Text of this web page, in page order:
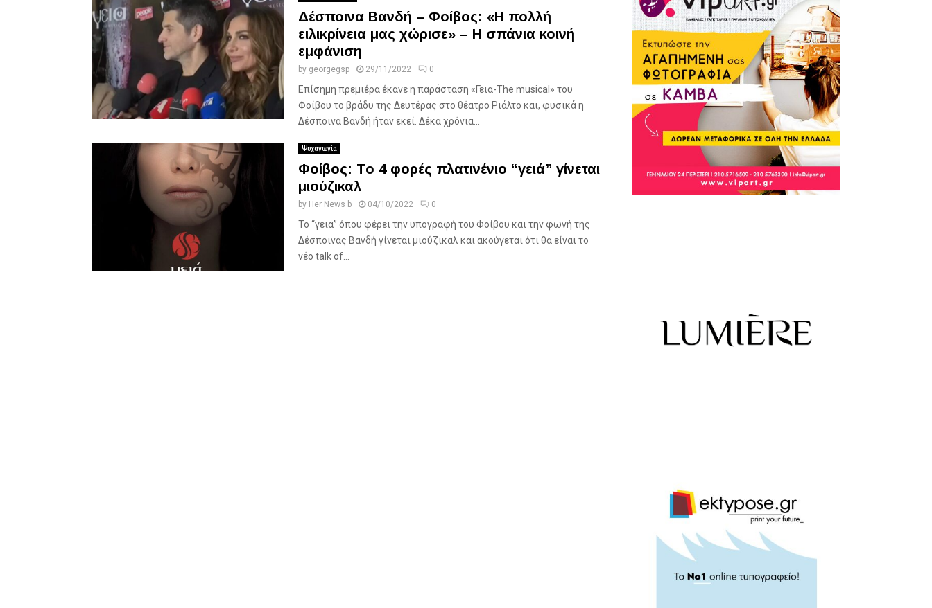
Δέσποινα Βανδή – Φοίβος: «Η πολλή
ειλικρίνεια μας χώρισε» – Η σπάνια κοινή
εμφάνιση
by georgegsp 29/11/2022 0
Επίσημη πρεμιέρα έκανε η παράσταση «Γεια-The musical» του
Φοίβου το βράδυ της Δευτέρας στο θέατρο Ριάλτο και, φυσικά η
Δέσποινα Βανδή ήταν εκεί. Δέκα χρόνια...
Ψυχαγωγία
Φοίβος: Το 4 φορές πλατινένιο “γειά” γίνεται
μιούζικαλ
by Her News b 04/10/2022 0
Το “γειά” όπου φέρει την υπογραφή του Φοίβου και την φωνή της
Δέσποινας Βανδή γίνεται μιούζικαλ και ακούγεται ότι θα είναι το
νέο talk of...